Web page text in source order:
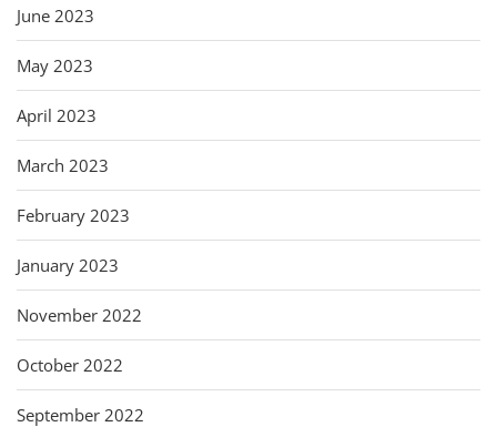
June 2023
May 2023
April 2023
March 2023
February 2023
January 2023
November 2022
October 2022
September 2022